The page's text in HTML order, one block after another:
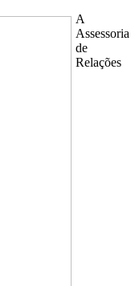
A
Assessoria
de
Relações